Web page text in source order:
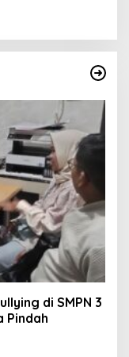
di SMPN 3
Pindah